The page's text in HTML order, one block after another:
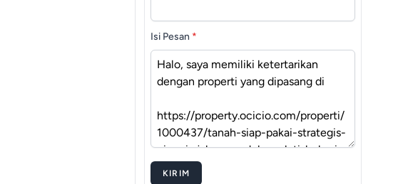
Isi Pesan *
KIRIM